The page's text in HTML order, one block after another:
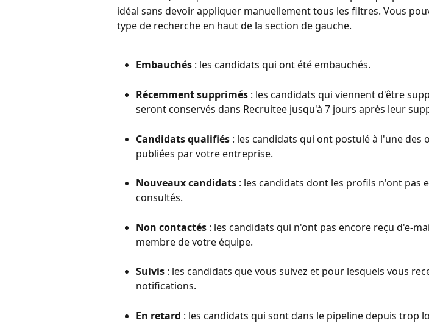
idéal sans devoir appliquer manuellement tous les filtres. Vous
type de recherche en haut de la section de gauche.
Embauchés : les candidats qui ont été embauchés.
Récemment supprimés : les candidats qui viennent d'être
seront conservés dans Recruitee jusqu'à 7 jours après leur
Candidats qualifiés : les candidats qui ont postulé à l'une des
publiées par votre entreprise.
Nouveaux candidats : les candidats dont les profils n'ont pas
consultés.
Non contactés : les candidats qui n'ont pas encore reçu d'e-
membre de votre équipe.
Suivis : les candidats que vous suivez et pour lesquels vous
notifications.
En retard : les candidats qui sont dans le pipeline depuis trop